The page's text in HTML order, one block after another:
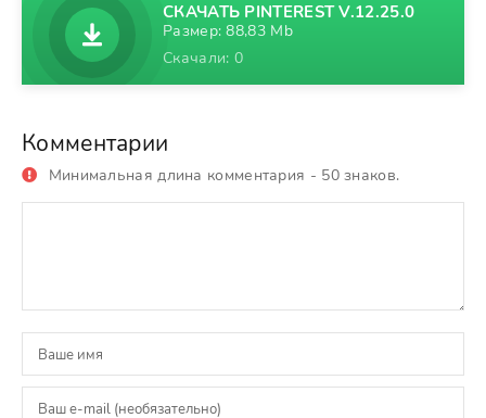
СКАЧАТЬ PINTEREST V.12.25.0
Размер: 88,83 Mb
Скачали: 0
Комментарии
Минимальная длина комментария - 50 знаков.